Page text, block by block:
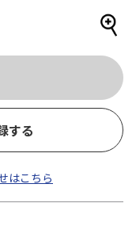
する
はこちら